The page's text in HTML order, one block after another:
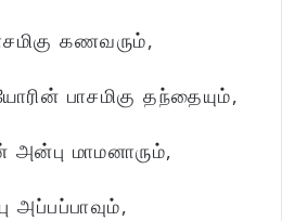
கணவரும்,
பாசமிகு தந்தையும்,
மாமனாரும்,
அப்பப்பாவும்,